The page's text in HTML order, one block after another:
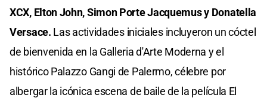
XCX, Elton John, Simon Porte Jacquemus y Donatella
Versace. Las actividades iniciales incluyeron un cóctel
de bienvenida en la Galleria d'Arte Moderna y el
histórico Palazzo Gangi de Palermo, célebre por
albergar la icónica escena de baile de la película El